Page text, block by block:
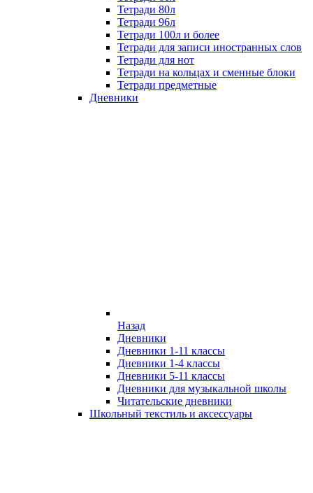
Тетради 80л
Тетради 96л
Тетради 100л и более
Тетради для записи иностранных слов
Тетради для нот
Тетради на кольцах и сменные блоки
Тетради предметные
Дневники
Назад
Дневники
Дневники 1-11 классы
Дневники 1-4 классы
Дневники 5-11 классы
Дневники для музыкальной школы
Читательские дневники
Школьный текстиль и аксессуары